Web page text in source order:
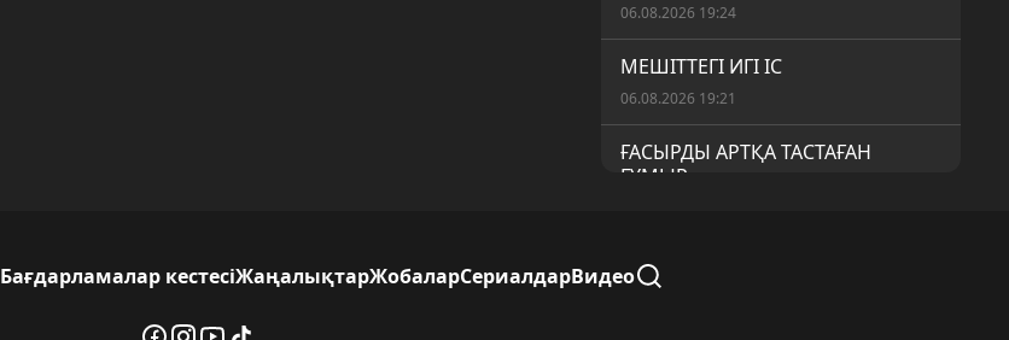
06.08.2026 19:24
МЕШІТТЕГІ ИГІ ІС
06.08.2026 19:21
ҒАСЫРДЫ АРТҚА ТАСТАҒАН
ҒҰМЫР
«АУЫЛ АМАНАТЫ»: МЕМЛЕКЕТТІК
ҚОЛДАУДЫҢ НАҚТЫ НӘТИЖЕСІ
Бағдарламалар кестесіЖаңалықтарЖобаларСериалдарВидео